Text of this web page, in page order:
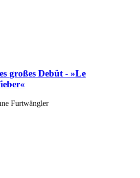
großes Debüt - »Le
Furtwängler